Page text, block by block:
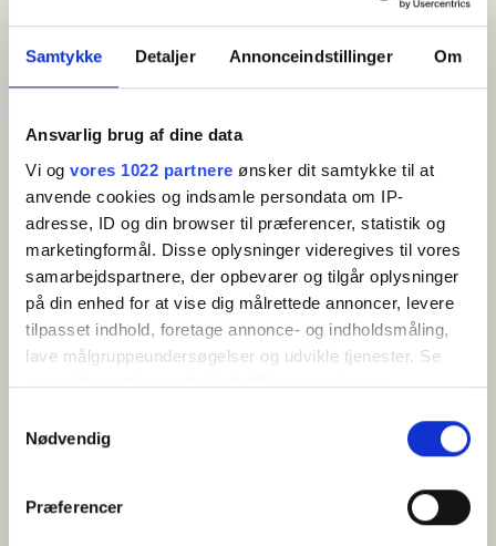
Samtykke Detaljer Annonceindstillinger Om
Ansvarlig brug af dine data
Vi og vores 1022 partnere ønsker dit samtykke til at
anvende cookies og indsamle persondata om IP-
adresse, ID og din browser til præferencer, statistik og
marketingformål. Disse oplysninger videregives til vores
samarbejdspartnere, der opbevarer og tilgår oplysninger
på din enhed for at vise dig målrettede annoncer, levere
tilpasset indhold, foretage annonce- og indholdsmåling,
lave målgruppeundersøgelser og udvikle tjenester. Se
mere information underindstillingerog i vores
tilbage eller ændre indstillinger fra vores
"Cookiedeklaration", eller ved at trykke på "Privacy
Nødvendig
Præferencer
Generelt
Senge i alt:
Gratis wifi
Altan/terrasse
TV
Køleskab
OM
Værelserne til vandsiden har en flot havudsigt ud over den
forbigående kystvej. Alle værelser har egen balkon med
badeværelse med dusch/wc, elkedel, køleskab samt tv på
værelset. Af praktik- og miljøhensyn har vi ikke aircondition på